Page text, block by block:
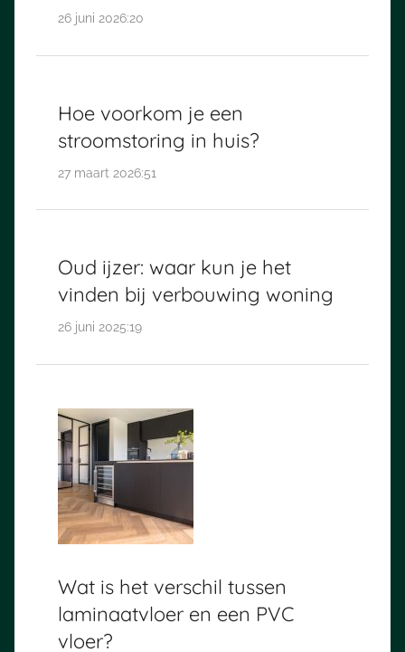
26 juni 2026:20
Hoe voorkom je een
stroomstoring in huis?
27 maart 2026:51
Oud ijzer: waar kun je het
vinden bij verbouwing woning
26 juni 2025:19
Wat is het verschil tussen
laminaatvloer en een PVC
vloer?